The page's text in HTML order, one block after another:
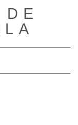
de navegación